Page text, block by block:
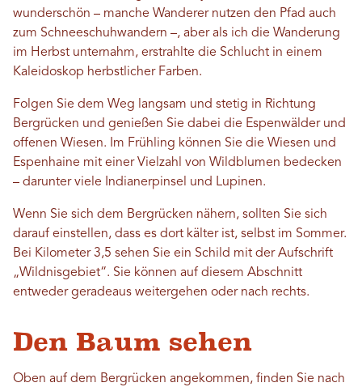
wunderschön – manche Wanderer nutzen den Pfad auch
zum Schneeschuhwandern –, aber als ich die Wanderung
im Herbst unternahm, erstrahlte die Schlucht in einem
Kaleidoskop herbstlicher Farben.
Folgen Sie dem Weg langsam und stetig in Richtung
Bergrücken und genießen Sie dabei die Espenwälder und
offenen Wiesen. Im Frühling können Sie die Wiesen und
Espenhaine mit einer Vielzahl von Wildblumen bedecken
– darunter viele Indianerpinsel und Lupinen.
Wenn Sie sich dem Bergrücken nähern, sollten Sie sich
darauf einstellen, dass es dort kälter ist, selbst im Sommer.
Bei Kilometer 3,5 sehen Sie ein Schild mit der Aufschrift
„Wildnisgebiet“. Sie können auf diesem Abschnitt
entweder geradeaus weitergehen oder nach rechts.
Den Baum sehen
Oben auf dem Bergrücken angekommen, finden Sie nach